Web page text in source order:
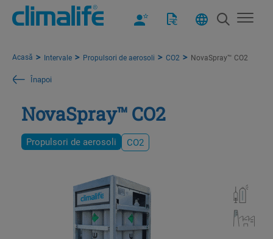
Acasă Intervale Propulsori de aerosoli CO2 NovaSpray™ CO2
Înapoi
NovaSpray™ CO2
Propulsori de aerosoli CO2